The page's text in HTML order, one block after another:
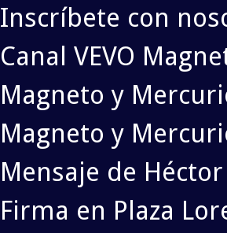
Inscríbete con
Canal VEVO
Magneto y
Magneto y
Mensaje de Héctor
Firma en Plaza